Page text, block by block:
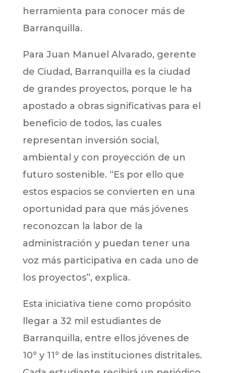
herramienta para conocer más de
Barranquilla.
Para Juan Manuel Alvarado, gerente
de Ciudad, Barranquilla es la ciudad
de grandes proyectos, porque le ha
apostado a obras significativas para el
beneficio de todos, las cuales
representan inversión social,
ambiental y con proyección de un
futuro sostenible. “Es por ello que
estos espacios se convierten en una
oportunidad para que más jóvenes
reconozcan la labor de la
administración y puedan tener una
voz más participativa en cada uno de
los proyectos”, explica.
Esta iniciativa tiene como propósito
llegar a 32 mil estudiantes de
Barranquilla, entre ellos jóvenes de
10° y 11° de las instituciones distritales.